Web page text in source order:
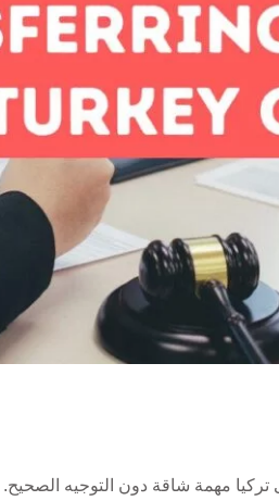
مهمة شاقة دون التوجيه الصحيح.